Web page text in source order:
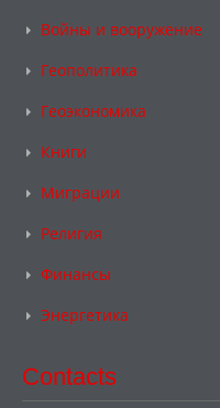
Войны и вооружение
Геополитика
Геоэкономика
Книги
Миграции
Религия
Финансы
Энергетика
Contacts